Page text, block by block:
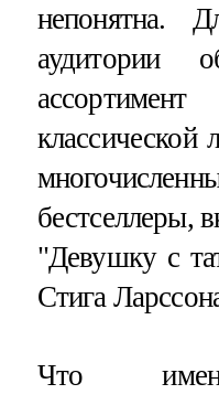
непонятна.
аудитории
классической
бестселлеры,
"Девушку с
Стига
Что